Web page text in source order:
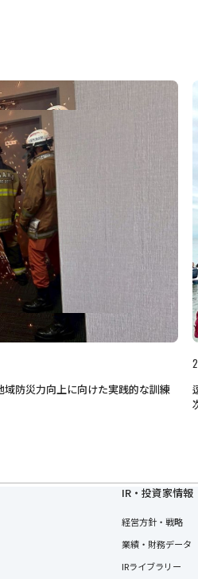
防災力向上に向けた実践的な訓練
IR・投資家情報
経営方針・戦略
業績・財務データ
IRライブラリー